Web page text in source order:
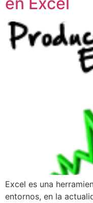
Excel es una
entornos, en la